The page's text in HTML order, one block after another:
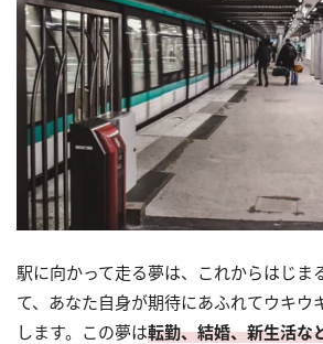
駅に向かって走る夢は、これからはじま
て、あなた自身が期待にあふれてウキウ
します。この夢は転勤、結婚、新生活な